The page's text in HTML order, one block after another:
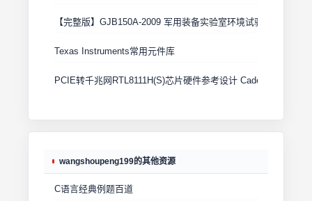
【完整版】GJB150A-2009 军用装备实验室环境试验方法
Texas Instruments常用元件库
PCIE转千兆网RTL8111H(S)芯片硬件参考设计 Cadence原理图
wangshoupeng199的其他资源
C语言经典例题百道